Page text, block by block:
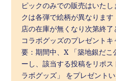
ピックのみでの販売はいた
クは各弾で絵柄が異なりま
店の在庫が無くなり次第終
コラボグッズのプレゼント
要：期間中、X 「築地銀だ
ーし、該当する投稿をリポ
ラボグッズ」 をプレゼント